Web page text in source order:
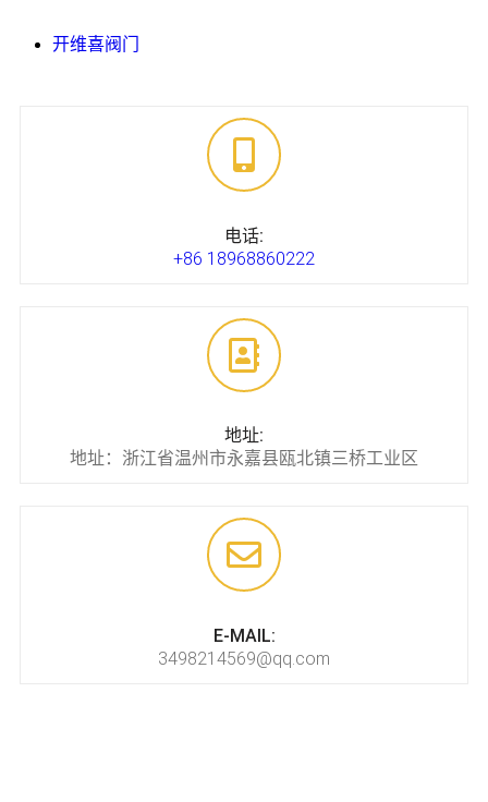
开维喜阀门
电话:
+86 18968860222
地址:
地址：浙江省温州市永嘉县瓯北镇三桥工业区
E-MAIL:
3498214569@qq.com